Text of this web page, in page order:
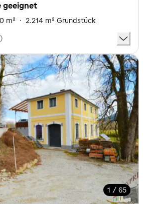
geeignet
m² · 2.214 m² Grundstück
1 / 65